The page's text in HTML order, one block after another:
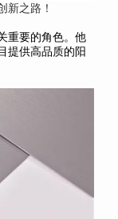
新之路！
重要的角色。他
提供高品质的阳